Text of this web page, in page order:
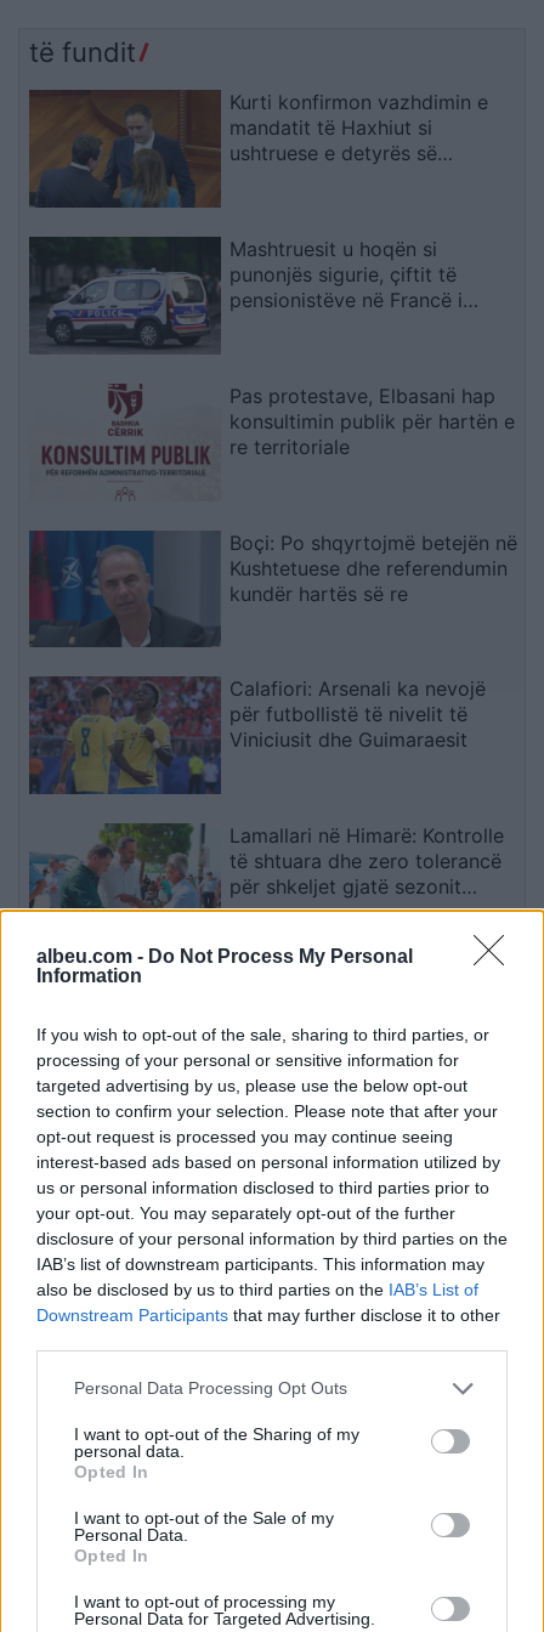
albeu.com - Do Not Process My Personal
Information
If you wish to opt-out of the sale, sharing to third parties, or
processing of your personal or sensitive information for
targeted advertising by us, please use the below opt-out
section to confirm your selection. Please note that after your
opt-out request is processed you may continue seeing
interest-based ads based on personal information utilized by
us or personal information disclosed to third parties prior to
your opt-out. You may separately opt-out of the further
disclosure of your personal information by third parties on the
IAB’s list of downstream participants. This information may
also be disclosed by us to third parties on the IAB’s List of
Downstream Participants that may further disclose it to other
Personal Data Processing Opt Outs
I want to opt-out of the Sharing of my
personal data.
Opted In
I want to opt-out of the Sale of my
Personal Data.
Opted In
I want to opt-out of processing my
Personal Data for Targeted Advertising.
të fundit
Kurti konfirmon vazhdimin e
mandatit të Haxhiut si
ushtruese e detyrës së
Mashtruesit u hoqën si
punonjës sigurie, çiftit të
pensionistëve në Francë i
Pas protestave, Elbasani hap
konsultimin publik për hartën e
re territoriale
Boçi: Po shqyrtojmë betejën në
Kushtetuese dhe referendumin
kundër hartës së re
Calafiori: Arsenali ka nevojë
për futbollistë të nivelit të
Viniciusit dhe Guimaraesit
Lamallari në Himarë: Kontrolle
të shtuara dhe zero tolerancë
për shkeljet gjatë sezonit
turistik
gjitha vendeve të rajonit
Esim for Global
Esim for USA|Esim for Italy| Esim for Spain|Esim